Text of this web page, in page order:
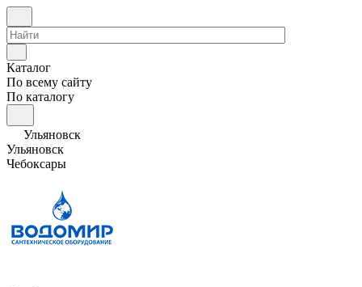
Каталог
По всему сайту
По каталогу
Ульяновск
Ульяновск
Чебоксары